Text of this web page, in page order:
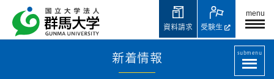
menu
受験生
資料請求
新着情報 submenu